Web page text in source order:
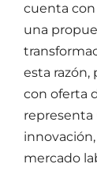
cuenta
una
esta razón,
con oferta
representa
mercado